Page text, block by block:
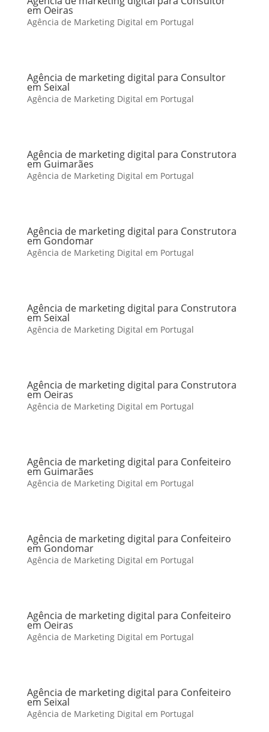
em Oeiras
Agência de Marketing Digital em Portugal
Agência de marketing digital para Consultor
em Seixal
Agência de Marketing Digital em Portugal
Agência de marketing digital para Construtora
em Guimarães
Agência de Marketing Digital em Portugal
Agência de marketing digital para Construtora
em Gondomar
Agência de Marketing Digital em Portugal
Agência de marketing digital para Construtora
em Seixal
Agência de Marketing Digital em Portugal
Agência de marketing digital para Construtora
em Oeiras
Agência de Marketing Digital em Portugal
Agência de marketing digital para Confeiteiro
em Guimarães
Agência de Marketing Digital em Portugal
Agência de marketing digital para Confeiteiro
em Gondomar
Agência de Marketing Digital em Portugal
Agência de marketing digital para Confeiteiro
em Oeiras
Agência de Marketing Digital em Portugal
Agência de marketing digital para Confeiteiro
em Seixal
Agência de Marketing Digital em Portugal